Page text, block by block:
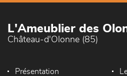
L'Ameublier des
Château-d'Olonne (85)
Présentation